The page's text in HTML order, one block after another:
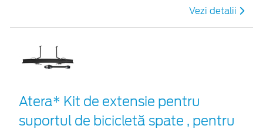
Vezi detalii
Atera* Kit de extensie pentru
suportul de bicicletă spate , pentru